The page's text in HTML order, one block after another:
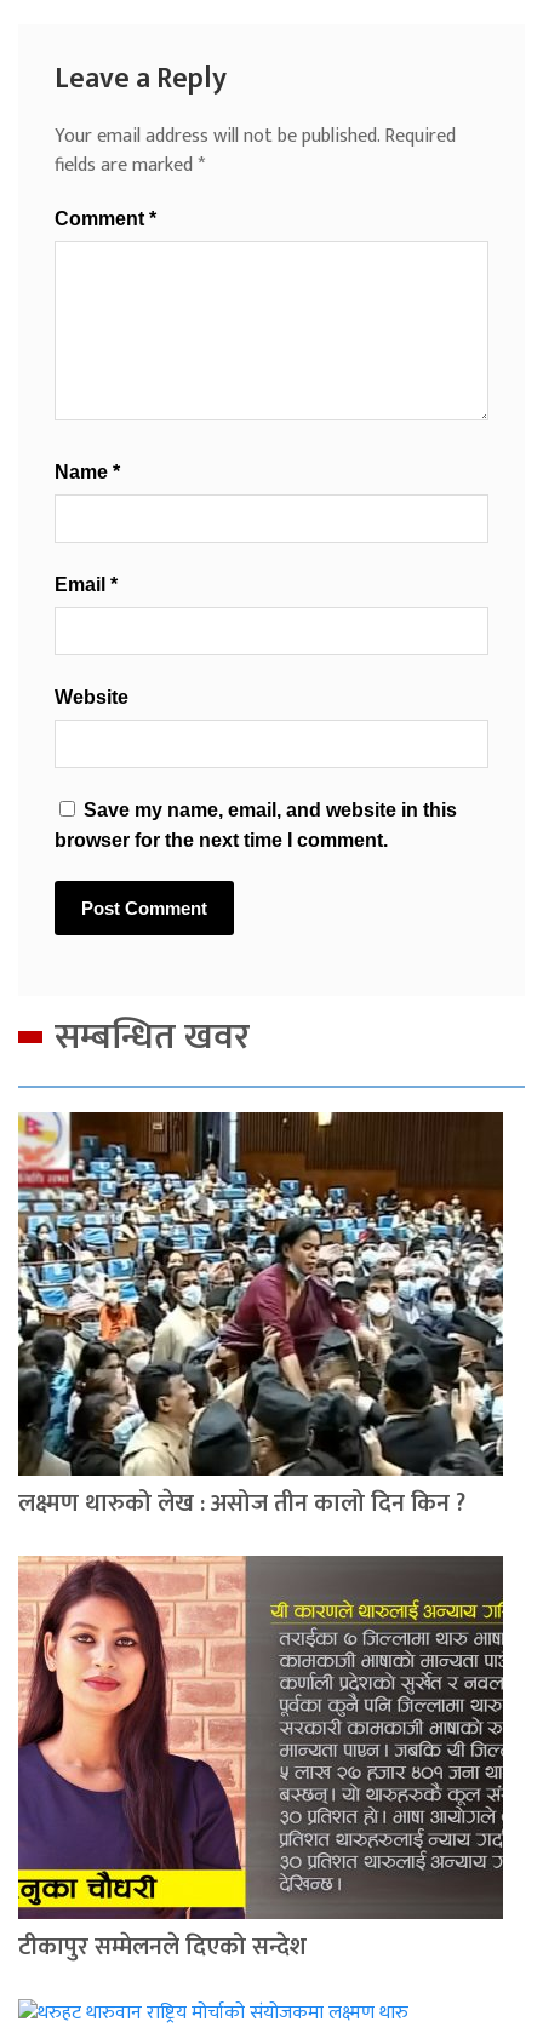
Leave a Reply
Your email address will not be published.Required
fields are marked*
Comment *
Name *
Email *
Website
Save my name, email, and website in this
browser for the next time I comment.
सम्बन्धित खवर
लक्ष्मण थारुको लेख : असोज तीन कालो दिन किन ?
टीकापुर सम्मेलनले दिएको सन्देश